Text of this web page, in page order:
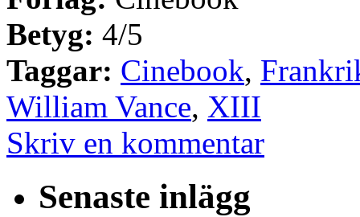
Betyg: 4/5
Taggar: Cinebook,
William Vance, XIII
Skriv en kommentar
Senaste inlägg